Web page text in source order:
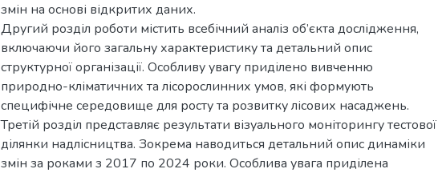
змін на основі відкритих даних.
Другий розділ роботи містить всебічний аналіз об’єкта дослідження,
включаючи його загальну характеристику та детальний опис
структурної організації. Особливу увагу приділено вивченню
природно-кліматичних та лісорослинних умов, які формують
специфічне середовище для росту та розвитку лісових насаджень.
Третій розділ представляє результати візуального моніторингу тестової
ділянки надлісництва. Зокрема наводиться детальний опис динаміки
змін за роками з 2017 по 2024 роки. Особлива увага приділена